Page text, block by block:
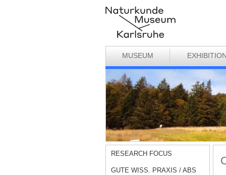
MUSEUM
RESEARCH FOCUS
GUTE WISS. PRAXIS / ABS